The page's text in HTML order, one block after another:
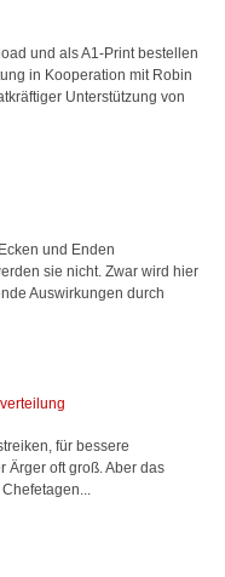
und als A1-Print bestellen
in Kooperation mit Robin
Unterstützung von
und Enden
sie nicht. Zwar wird hier
Auswirkungen durch
für bessere
Ärger oft groß. Aber das